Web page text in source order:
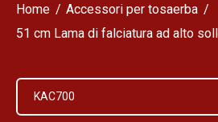
Home
Accessori per tosaerba
51 cm Lama di falciatura ad alto
KAC700